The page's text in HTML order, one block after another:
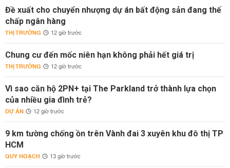
Đề xuất cho chuyển nhượng dự án bất động sản đang thế
chấp ngân hàng
THỊ TRƯỜNG 12 giờ trước
Chung cư đến mốc niên hạn không phải hết giá trị
THỊ TRƯỜNG 12 giờ trước
Vì sao căn hộ 2PN+ tại The Parkland trở thành lựa chọn
của nhiều gia đình trẻ?
DỰ ÁN 12 giờ trước
9 km tường chống ồn trên Vành đai 3 xuyên khu đô thị TP
HCM
QUY HOẠCH 13 giờ trước